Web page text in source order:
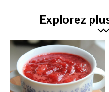
Explorez